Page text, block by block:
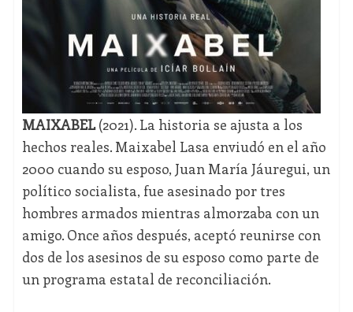
MAIXABEL(2021). La historia se ajusta a los
hechos reales. Maixabel Lasa enviudó en el año
2000 cuando su esposo, Juan María Jáuregui, un
político socialista, fue asesinado por tres
hombres armados mientras almorzaba con un
amigo. Once años después, aceptó reunirse con
dos de los asesinos de su esposo como parte de
un programa estatal de reconciliación.